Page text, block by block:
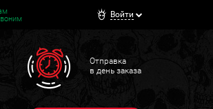
Войти
Отправка
в день заказа